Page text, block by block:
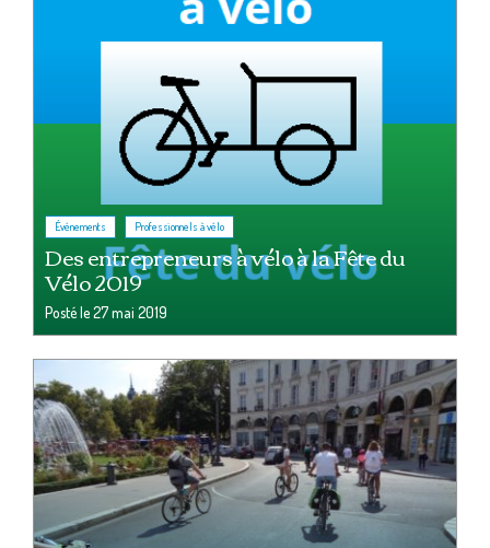
Événements Professionnels à vélo
Des entrepreneurs à vélo à la Fête du
Vélo 2019
Posté le27 mai 2019